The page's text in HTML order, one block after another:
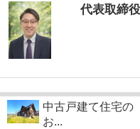
代表取締
中古戸建て住宅の
お...